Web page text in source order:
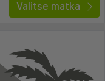
Valitse matka